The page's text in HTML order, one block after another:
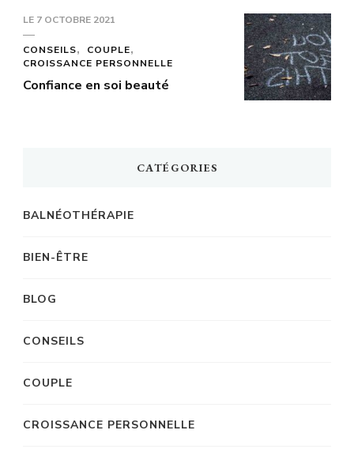
LE 7 OCTOBRE 2021
CONSEILS
COUPLE
CROISSANCE PERSONNELLE
Confiance en soi beauté
CATÉGORIES
BALNÉOTHÉRAPIE
BIEN-ÊTRE
BLOG
CONSEILS
COUPLE
CROISSANCE PERSONNELLE